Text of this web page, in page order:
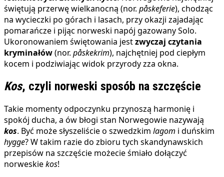
świętują przerwę wielkanocną (nor. påskeferie), chodząc
na wycieczki po górach i lasach, przy okazji zajadając
pomarańcze i pijąc norweski napój gazowany Solo.
Ukoronowaniem świętowania jestzwyczaj czytania
kryminałów(nor. påskekrim), najchętniej pod ciepłym
kocem i podziwiając widok przyrody zza okna.
Kos, czyli norweski sposób na szczęście
Takie momenty odpoczynku przynoszą harmonię i
spokój ducha, a ów błogi stan Norwegowie nazywają
kos. Być może słyszeliście o szwedzkim lagom i duńskim
hygge? W takim razie do zbioru tych skandynawskich
przepisów na szczęście możecie śmiało dołączyć
norweskiekos!